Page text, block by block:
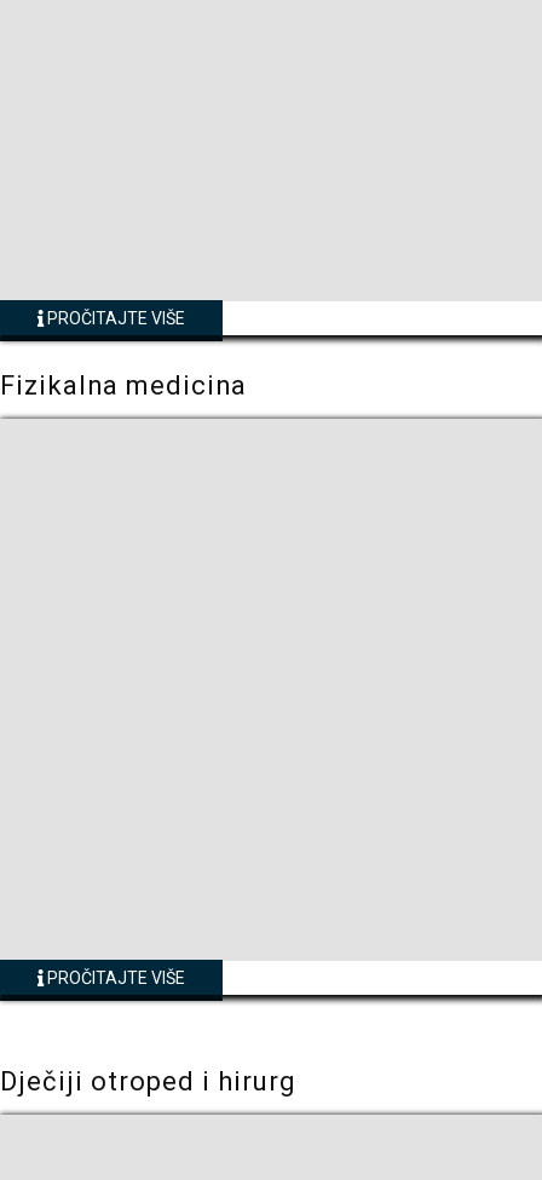
PROČITAJTE VIŠE
Fizikalna medicina
PROČITAJTE VIŠE
Dječiji otroped i hirurg